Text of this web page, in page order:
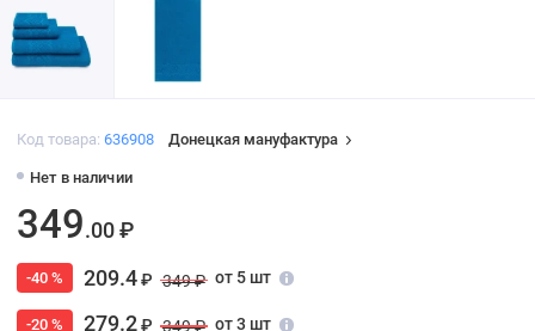
Код товара: 636908 Донецкая мануфактура
Нет в наличии
349.00 ₽
-40 % 209.4₽ 349 ₽ от 5 шт
-20 % 279.2₽ 349 ₽ от 3 шт